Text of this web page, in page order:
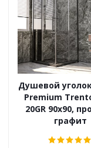
Душевой
Premium
20GR 90x90,
графит